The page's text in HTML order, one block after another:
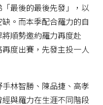
最後的最後先發」，以
。而本季配合羅力的自
順勢邀約羅力再度赴
度出賽，先發主投一人
林智勝、陳品捷、高孝
與羅力在生涯不同階段